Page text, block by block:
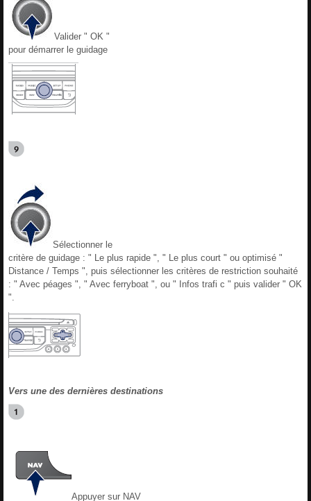
Valider " OK "
pour démarrer le guidage
Sélectionner le
critère de guidage : " Le plus rapide ", " Le plus court " ou optimisé "
Distance / Temps ", puis sélectionner les critères de restriction souhaité
: " Avec péages ", " Avec ferryboat ", ou " Infos trafi c " puis valider " OK
".
Vers une des dernières destinations
Appuyer sur NAV